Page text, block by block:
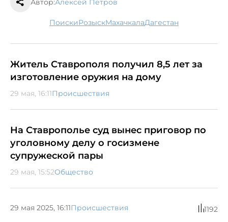
Автор:Алексей Петров
поиски розыск Махачкала Дагестан
Житель Ставрополя получил 8,5 лет за
изготовление оружия на дому
29 мая, 16:11Происшествия
На Ставрополье суд вынес приговор по
уголовному делу о госизмене
супружеской пары
29 мая, 15:52Общество
29 мая 2025, 16:11Происшествия 1192